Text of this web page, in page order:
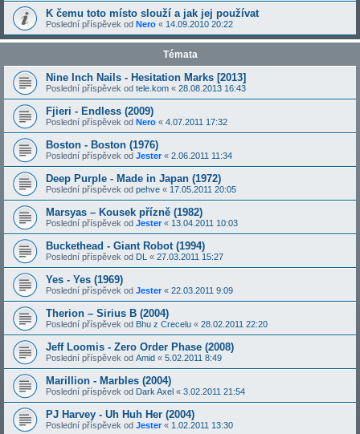
K čemu toto místo slouží a jak jej používat
Poslední příspěvek od Nero « 14.09.2010 20:22
Témata
Nine Inch Nails - Hesitation Marks [2013]
Poslední příspěvek od tele.kom « 28.08.2013 16:43
Fjieri - Endless (2009)
Poslední příspěvek od Nero « 4.07.2011 17:32
Boston - Boston (1976)
Poslední příspěvek od Jester« 2.06.2011 11:34
Deep Purple - Made in Japan (1972)
Poslední příspěvek od pehve « 17.05.2011 20:05
Marsyas – Kousek přízně (1982)
Poslední příspěvek od Jester« 13.04.2011 10:03
Buckethead - Giant Robot (1994)
Poslední příspěvek od DL « 27.03.2011 15:27
Yes - Yes (1969)
Poslední příspěvek od Jester« 22.03.2011 9:09
Therion – Sirius B (2004)
Poslední příspěvek od Bhu z Crecelu « 28.02.2011 22:20
Jeff Loomis - Zero Order Phase (2008)
Poslední příspěvek od Amid « 5.02.2011 8:49
Marillion - Marbles (2004)
Poslední příspěvek od Dark Axel « 3.02.2011 21:54
PJ Harvey - Uh Huh Her (2004)
Poslední příspěvek od Jester« 1.02.2011 13:30